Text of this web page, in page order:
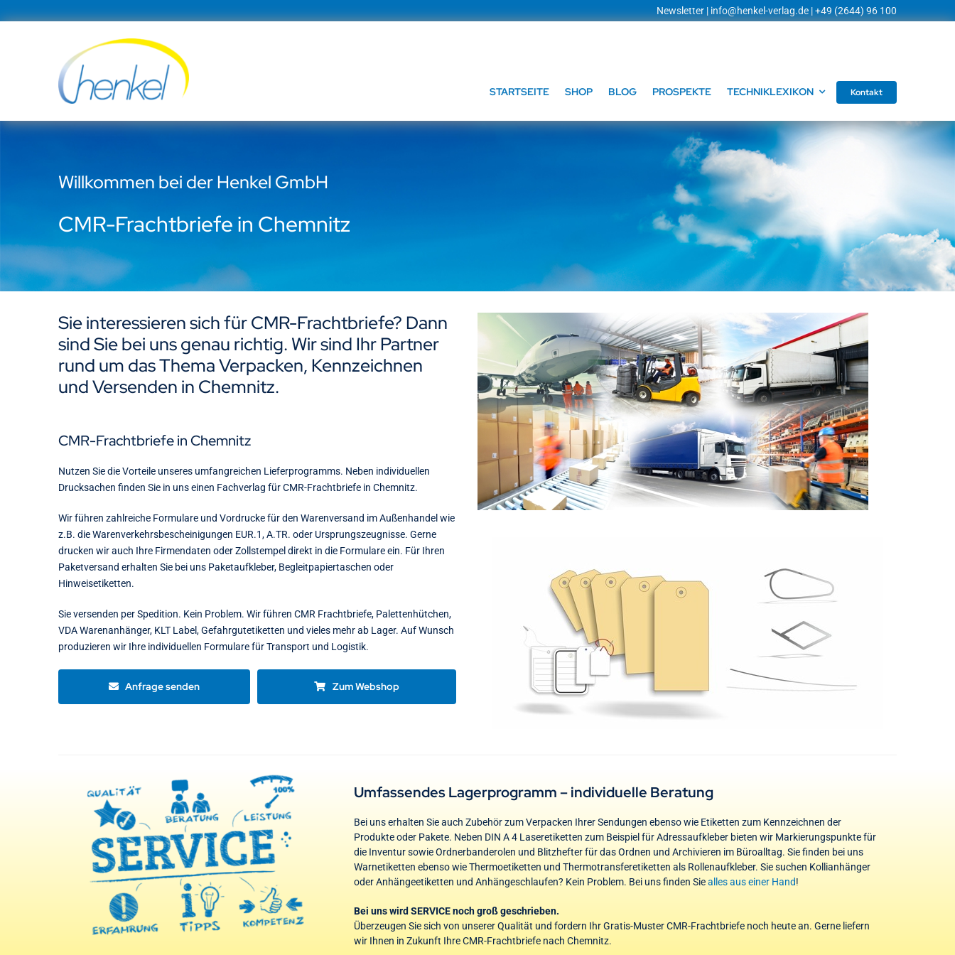
Inhalt
Newsletter | info@henkel-verlag.de | +49 (2644) 96 100
STARTSEITE SHOP BLOG PROSPEKTE TECHNIKLEXIKON Kontakt
Willkommen bei der Henkel GmbH
CMR-Frachtbriefe in Chemnitz
Sie interessieren sich für CMR-Frachtbriefe? Dann
sind Sie bei uns genau richtig. Wir sind Ihr Partner
rund um das Thema Verpacken, Kennzeichnen
und Versenden in Chemnitz.
CMR-Frachtbriefe in Chemnitz
Nutzen Sie die Vorteile unseres umfangreichen Lieferprogramms. Neben individuellen
Drucksachen finden Sie in uns einen Fachverlag für CMR-Frachtbriefe in Chemnitz.
Wir führen zahlreiche Formulare und Vordrucke für den Warenversand im Außenhandel wie
z.B. die Warenverkehrsbescheinigungen EUR.1, A.TR. oder Ursprungszeugnisse. Gerne
drucken wir auch Ihre Firmendaten oder Zollstempel direkt in die Formulare ein. Für Ihren
Paketversand erhalten Sie bei uns Paketaufkleber, Begleitpapiertaschen oder
Hinweisetiketten.
Sie versenden per Spedition. Kein Problem. Wir führen CMR Frachtbriefe, Palettenhütchen,
VDA Warenanhänger, KLT Label, Gefahrgutetiketten und vieles mehr ab Lager. Auf Wunsch
produzieren wir Ihre individuellen Formulare für Transport und Logistik.
Anfrage senden Zum Webshop
Umfassendes Lagerprogramm – individuelle Beratung
Bei uns erhalten Sie auch Zubehör zum Verpacken Ihrer Sendungen ebenso wie Etiketten zum Kennzeichnen der
Produkte oder Pakete. Neben DIN A 4 Laseretiketten zum Beispiel für Adressaufkleber bieten wir Markierungspunkte für
die Inventur sowie Ordnerbanderolen und Blitzhefter für das Ordnen und Archivieren im Büroalltag. Sie finden bei uns
Warnetiketten ebenso wie Thermoetiketten und Thermotransferetiketten als Rollenaufkleber. Sie suchen Kollianhänger
oder Anhängeetiketten und Anhängeschlaufen? Kein Problem. Bei uns finden Siealles aus einer Hand!
Bei uns wird SERVICE noch groß geschrieben.
Überzeugen Sie sich von unserer Qualität und fordern Ihr Gratis-Muster CMR-Frachtbriefe noch heute an. Gerne liefern
wir Ihnen in Zukunft Ihre CMR-Frachtbriefe nach Chemnitz.